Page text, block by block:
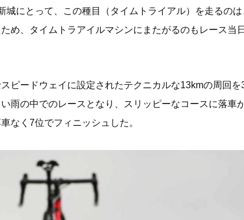
城にとって、この種目（タイムトライアル）を走るの
め、タイムトラアイルマシンにまたがるのもレース当
ピードウェイに設定されたテクニカルな13kmの周回
雨の中でのレースとなり、スリッピーなコースに落車
なく7位でフィニッシュした。